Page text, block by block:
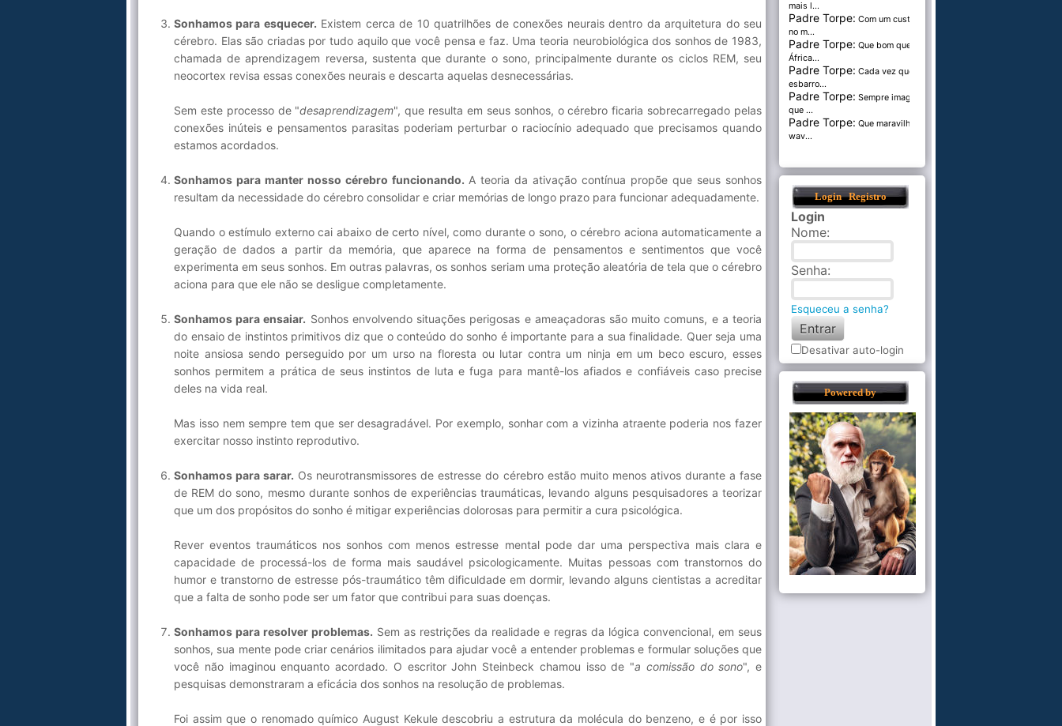
Sonhamos para esquecer. Existem cerca de 10 quatrilhões de conexões neurais dentro da arquitetura do seu
cérebro. Elas são criadas por tudo aquilo que você pensa e faz. Uma teoria neurobiológica dos sonhos de 1983,
chamada de aprendizagem reversa, sustenta que durante o sono, principalmente durante os ciclos REM, seu
neocortex revisa essas conexões neurais e descarta aquelas desnecessárias.
Sem este processo de "desaprendizagem", que resulta em seus sonhos, o cérebro ficaria sobrecarregado pelas
conexões inúteis e pensamentos parasitas poderiam perturbar o raciocínio adequado que precisamos quando
estamos acordados.
Sonhamos para manter nosso cérebro funcionando. A teoria da ativação contínua propõe que seus sonhos
resultam da necessidade do cérebro consolidar e criar memórias de longo prazo para funcionar adequadamente.
Quando o estímulo externo cai abaixo de certo nível, como durante o sono, o cérebro aciona automaticamente a
geração de dados a partir da memória, que aparece na forma de pensamentos e sentimentos que você
experimenta em seus sonhos. Em outras palavras, os sonhos seriam uma proteção aleatória de tela que o cérebro
aciona para que ele não se desligue completamente.
Sonhamos para ensaiar. Sonhos envolvendo situações perigosas e ameaçadoras são muito comuns, e a teoria
do ensaio de instintos primitivos diz que o conteúdo do sonho é importante para a sua finalidade. Quer seja uma
noite ansiosa sendo perseguido por um urso na floresta ou lutar contra um ninja em um beco escuro, esses
sonhos permitem a prática de seus instintos de luta e fuga para mantê-los afiados e confiáveis caso precise
deles na vida real.
Mas isso nem sempre tem que ser desagradável. Por exemplo, sonhar com a vizinha atraente poderia nos fazer
exercitar nosso instinto reprodutivo.
Sonhamos para sarar. Os neurotransmissores de estresse do cérebro estão muito menos ativos durante a fase
de REM do sono, mesmo durante sonhos de experiências traumáticas, levando alguns pesquisadores a teorizar
que um dos propósitos do sonho é mitigar experiências dolorosas para permitir a cura psicológica.
Rever eventos traumáticos nos sonhos com menos estresse mental pode dar uma perspectiva mais clara e
capacidade de processá-los de forma mais saudável psicologicamente. Muitas pessoas com transtornos do
humor e transtorno de estresse pós-traumático têm dificuldade em dormir, levando alguns cientistas a acreditar
que a falta de sonho pode ser um fator que contribui para suas doenças.
Sonhamos para resolver problemas. Sem as restrições da realidade e regras da lógica convencional, em seus
sonhos, sua mente pode criar cenários ilimitados para ajudar você a entender problemas e formular soluções que
você não imaginou enquanto acordado. O escritor John Steinbeck chamou isso de "a comissão do sono", e
pesquisas demonstraram a eficácia dos sonhos na resolução de problemas.
Foi assim que o renomado químico August Kekule descobriu a estrutura da molécula do benzeno, e é por isso
mais l...
Padre Torpe: Com um custo de
no m...
Padre Torpe: Que bom que a
África...
Padre Torpe: Cada vez que
esbarro...
Padre Torpe: Sempre imaginei
que ...
Padre Torpe: Que maravilha de
wav...
Login Registro
Login
Nome:
Senha:
Esqueceu a senha?
Desativar auto-login
Powered by